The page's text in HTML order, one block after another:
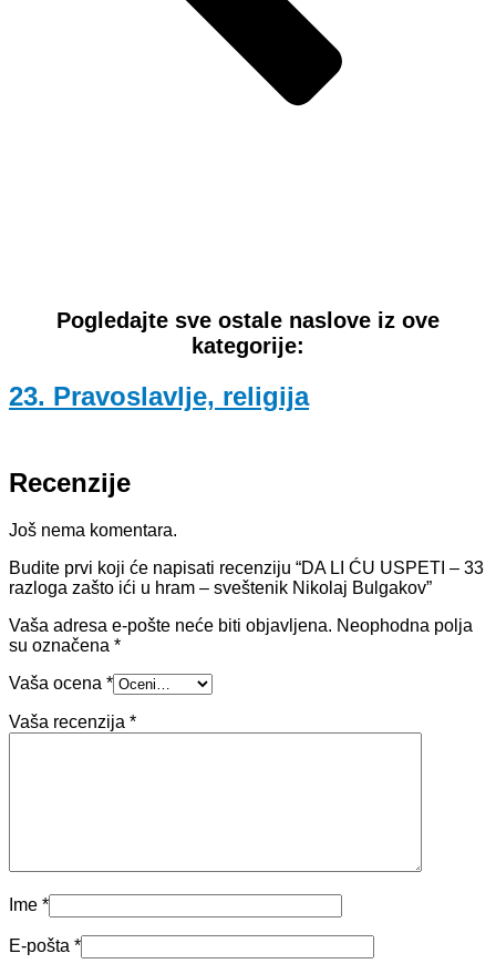
Pogledajte sve ostale naslove iz ove
kategorije:
23. Pravoslavlje, religija
Recenzije
Još nema komentara.
Budite prvi koji će napisati recenziju “DA LI ĆU USPETI – 33
razloga zašto ići u hram – sveštenik Nikolaj Bulgakov”
Vaša adresa e-pošte neće biti objavljena. Neophodna polja
su označena *
Vaša ocena *
Vaša recenzija *
Ime *
E-pošta *